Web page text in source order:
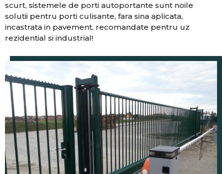
scurt, sistemele de porti autoportante sunt noile
solutii pentru porti culisante, fara sina aplicata,
incastrata in pavement, recomandate pentru uz
rezidential si industrial!